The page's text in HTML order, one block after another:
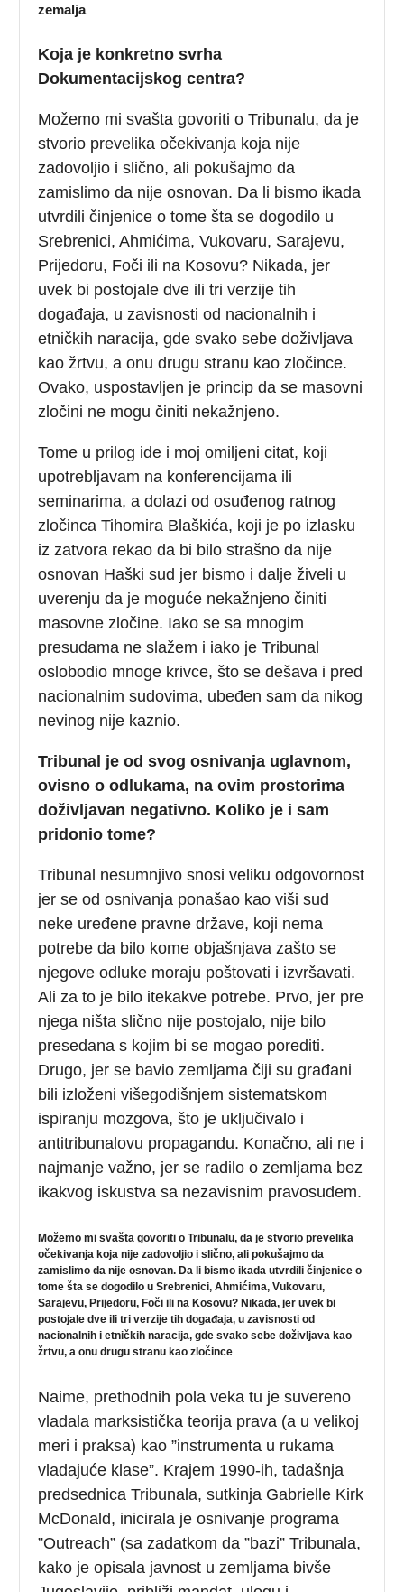
zemalja
Koja je konkretno svrha
Dokumentacijskog centra?
Možemo mi svašta govoriti o Tribunalu, da je
stvorio prevelika očekivanja koja nije
zadovoljio i slično, ali pokušajmo da
zamislimo da nije osnovan. Da li bismo ikada
utvrdili činjenice o tome šta se dogodilo u
Srebrenici, Ahmićima, Vukovaru, Sarajevu,
Prijedoru, Foči ili na Kosovu? Nikada, jer
uvek bi postojale dve ili tri verzije tih
događaja, u zavisnosti od nacionalnih i
etničkih naracija, gde svako sebe doživljava
kao žrtvu, a onu drugu stranu kao zločince.
Ovako, uspostavljen je princip da se masovni
zločini ne mogu činiti nekažnjeno.
Tome u prilog ide i moj omiljeni citat, koji
upotrebljavam na konferencijama ili
seminarima, a dolazi od osuđenog ratnog
zločinca Tihomira Blaškića, koji je po izlasku
iz zatvora rekao da bi bilo strašno da nije
osnovan Haški sud jer bismo i dalje živeli u
uverenju da je moguće nekažnjeno činiti
masovne zločine. Iako se sa mnogim
presudama ne slažem i iako je Tribunal
oslobodio mnoge krivce, što se dešava i pred
nacionalnim sudovima, ubeđen sam da nikog
nevinog nije kaznio.
Tribunal je od svog osnivanja uglavnom,
ovisno o odlukama, na ovim prostorima
doživljavan negativno. Koliko je i sam
pridonio tome?
Tribunal nesumnjivo snosi veliku odgovornost
jer se od osnivanja ponašao kao viši sud
neke uređene pravne države, koji nema
potrebe da bilo kome objašnjava zašto se
njegove odluke moraju poštovati i izvršavati.
Ali za to je bilo itekakve potrebe. Prvo, jer pre
njega ništa slično nije postojalo, nije bilo
presedana s kojim bi se mogao porediti.
Drugo, jer se bavio zemljama čiji su građani
bili izloženi višegodišnjem sistematskom
ispiranju mozgova, što je uključivalo i
antitribunalovu propagandu. Konačno, ali ne i
najmanje važno, jer se radilo o zemljama bez
ikakvog iskustva sa nezavisnim pravosuđem.
Možemo mi svašta govoriti o Tribunalu, da je stvorio prevelika
očekivanja koja nije zadovoljio i slično, ali pokušajmo da
zamislimo da nije osnovan. Da li bismo ikada utvrdili činjenice o
tome šta se dogodilo u Srebrenici, Ahmićima, Vukovaru,
Sarajevu, Prijedoru, Foči ili na Kosovu? Nikada, jer uvek bi
postojale dve ili tri verzije tih događaja, u zavisnosti od
nacionalnih i etničkih naracija, gde svako sebe doživljava kao
žrtvu, a onu drugu stranu kao zločince
Naime, prethodnih pola veka tu je suvereno
vladala marksistička teorija prava (a u velikoj
meri i praksa) kao ”instrumenta u rukama
vladajuće klase”. Krajem 1990-ih, tadašnja
predsednica Tribunala, sutkinja Gabrielle Kirk
McDonald, inicirala je osnivanje programa
”Outreach” (sa zadatkom da ”bazi” Tribunala,
kako je opisala javnost u zemljama bivše